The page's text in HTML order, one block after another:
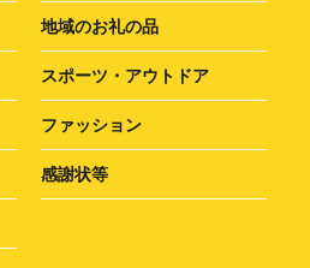
地域のお礼の品
スポーツ・アウトドア
ファッション
感謝状等